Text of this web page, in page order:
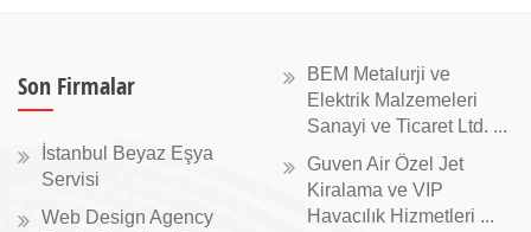
Son Firmalar
İstanbul Beyaz Eşya
Servisi
Web Design Agency
BEM Metalurji ve
Elektrik Malzemeleri
Sanayi ve Ticaret Ltd. ...
Guven Air Özel Jet
Kiralama ve VIP
Havacılık Hizmetleri ...